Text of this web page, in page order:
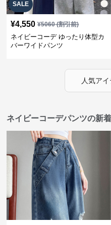
SALE
¥4,550 ¥5060(割引前)
ネイビーコーデ ゆったり体型カ
バーワイドパンツ
人気ア
ネイビーコーデパンツの新